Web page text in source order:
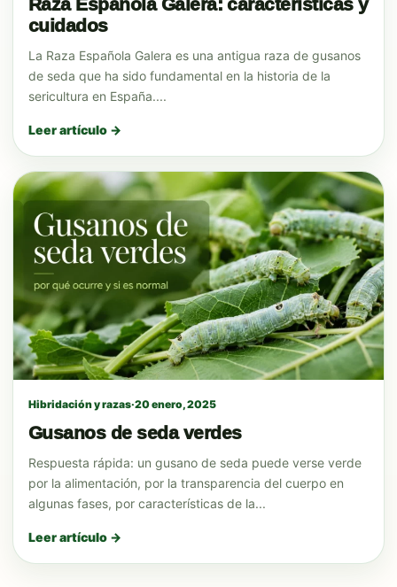
Raza Española Galera: características y
cuidados
La Raza Española Galera es una antigua raza de gusanos
de seda que ha sido fundamental en la historia de la
sericultura en España....
Leer artículo →
Hibridación y razas·20 enero, 2025
Gusanos de seda verdes
Respuesta rápida: un gusano de seda puede verse verde
por la alimentación, por la transparencia del cuerpo en
algunas fases, por características de la...
Leer artículo →